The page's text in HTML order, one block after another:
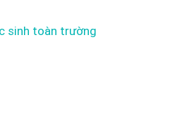
sinh toàn trường